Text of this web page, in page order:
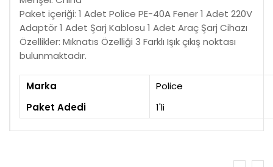
Paket içeriği: 1 Adet Police PE-40A Fener 1 Adet 220V
Adaptör 1 Adet Şarj Kablosu 1 Adet Araç Şarj Cihazı
Özellikler: Mıknatıs Özelliği 3 Farklı Işık çıkış noktası
bulunmaktadır.
Marka
Police
Paket Adedi
1'li